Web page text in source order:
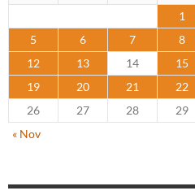
1
5
6 7 8
12
13 14 15
19
20 21 22
26
27 28 29
« Nov